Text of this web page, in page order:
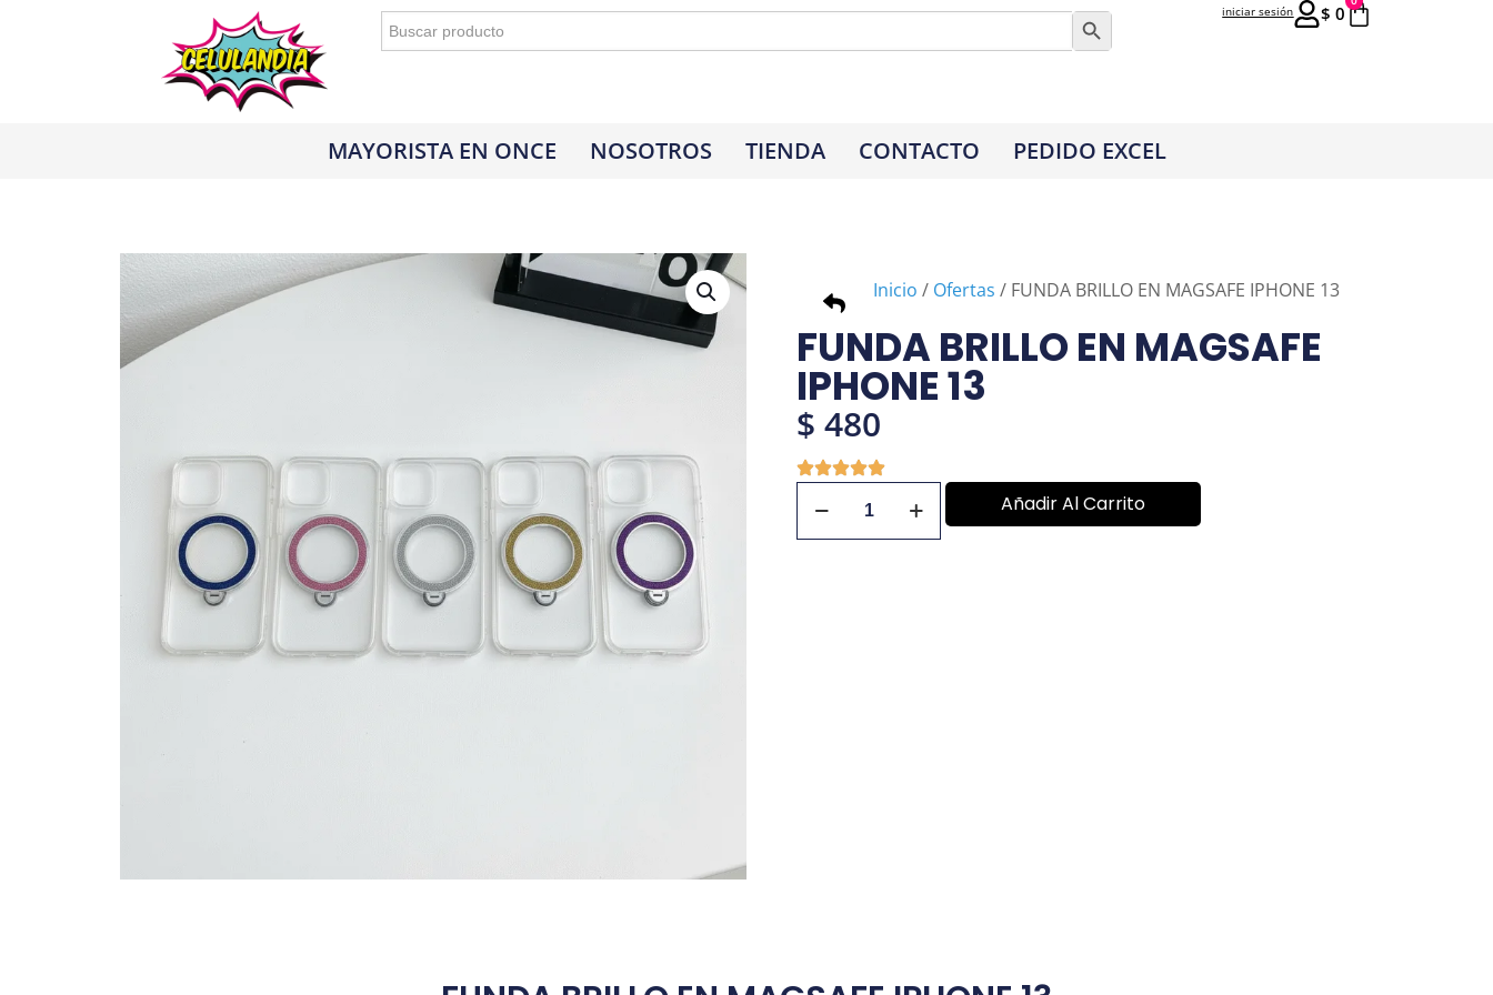
Buscar: Botón de búsqueda
$ 0
iniciar sesión
MAYORISTA EN ONCE NOSOTROS TIENDA CONTACTO PEDIDO EXCEL
Inicio / Ofertas / FUNDA BRILLO EN MAGSAFE IPHONE 13
FUNDA BRILLO EN MAGSAFE
IPHONE 13
$ 480
Añadir Al Carrito
NO armes tu carrito si no estás logueado,